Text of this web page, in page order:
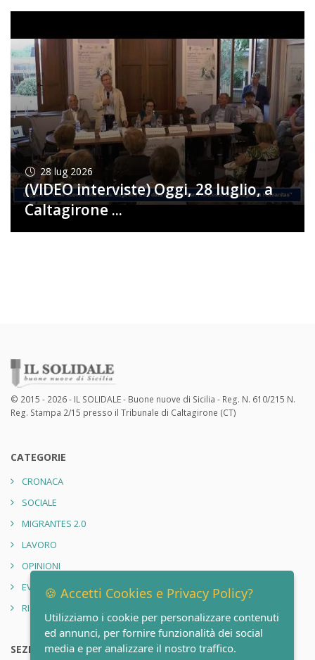
28 lug 2026
(VIDEO interviste) Oggi, 28 luglio, a
Caltagirone ...
© 2015 - 2026 - IL SOLIDALE - Buone nuove di Sicilia - Reg. N. 610/215 N.
Reg. Stampa 2/15 presso il Tribunale di Caltagirone (CT)
CATEGORIE
CRONACA
SOCIALE
MIGRANTES 2.0
LAVORO
OPINIONI
EVENTI
RIONE SANITÀ 2.0
SEZIONI
🍪 Accetti Cookies e Privacy Policy?
Utilizziamo i cookie per personalizzare contenuti
ed annunci, per fornire funzionalità dei social
media e per analizzare il nostro traffico.